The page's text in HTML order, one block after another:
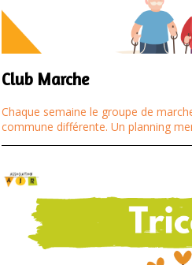
Club Marche
Chaque semaine le groupe de
commune différente. Un planning